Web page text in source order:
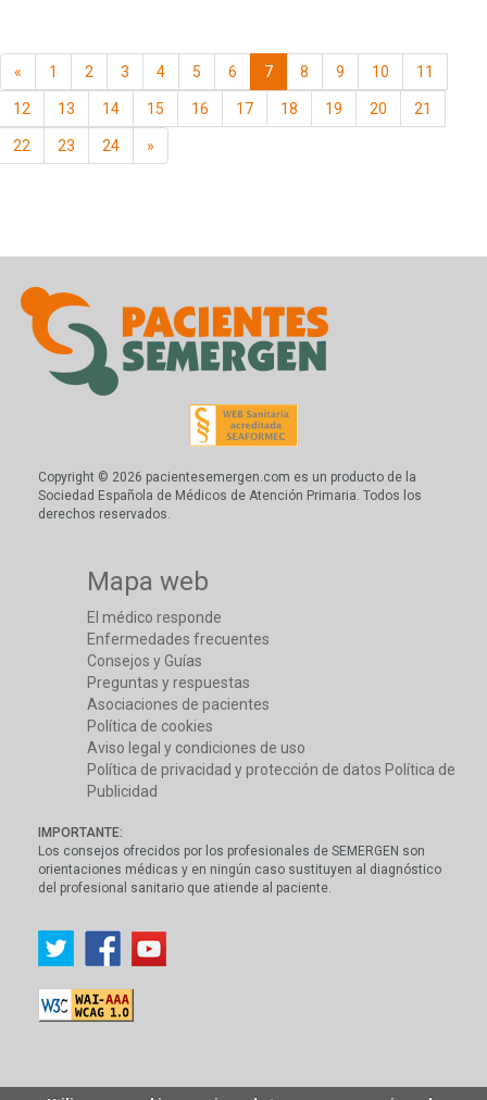
« 1 2 3 4 5 6 7 8 9 10 11
12 13 14 15 16 17 18 19 20 21
22 23 24 »
Copyright © 2026 pacientesemergen.com es un producto de la
Sociedad Española de Médicos de Atención Primaria. Todos los
derechos reservados.
Mapa web
El médico responde
Enfermedades frecuentes
Consejos y Guías
Preguntas y respuestas
Asociaciones de pacientes
Política de cookies
Aviso legal y condiciones de uso
Política de privacidad y protección de datos Política de
Publicidad
IMPORTANTE:
Los consejos ofrecidos por los profesionales de SEMERGEN son
orientaciones médicas y en ningún caso sustituyen al diagnóstico
del profesional sanitario que atiende al paciente.